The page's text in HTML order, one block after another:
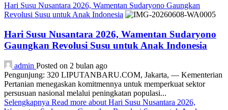
Hari Susu Nusantara 2026, Wamentan Sudaryono Gaungkan
Revolusi Susu untuk Anak Indonesia
Hari Susu Nusantara 2026, Wamentan Sudaryono
Gaungkan Revolusi Susu untuk Anak Indonesia
admin Posted on 2 bulan ago
Pengunjung: 320 LIPUTANBARU.COM, Jakarta, — Kementerian
Pertanian menegaskan komitmennya untuk memperkuat sektor
persusuan nasional melalui peningkatan populasi...
Selengkapnya Read more about Hari Susu Nusantara 2026,